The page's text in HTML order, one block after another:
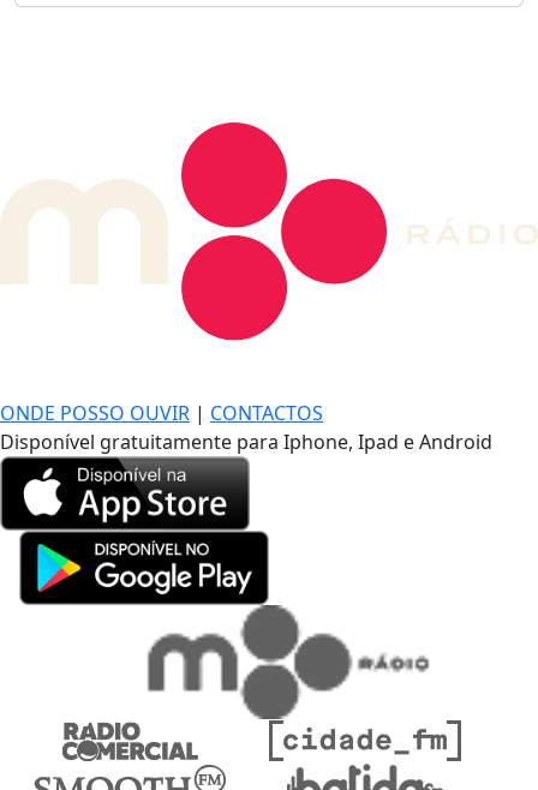
ONDE POSSO OUVIR | CONTACTOS
Disponível gratuitamente para Iphone, Ipad e Android